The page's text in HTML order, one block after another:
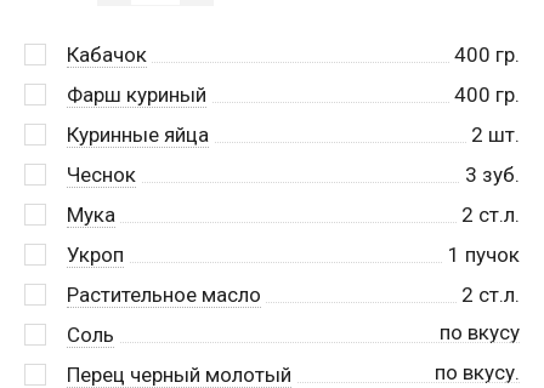
Кабачок 400 гр.
Фарш куриный
400 гр.
Куринные яйца
2 шт.
Чеснок
3 зуб.
Мука
2 ст.л.
Укроп
1 пучок
Растительное масло
2 ст.л.
Соль
по вкусу
Перец черный молотый
по вкусу.